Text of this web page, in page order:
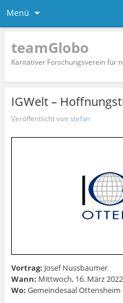
Menü
teamGlobo
Karitativer Forschungsverein für
IGWelt –
Veröffentlicht von stefan
Vortrag: Josef Nussbaumer
Wann: Mittwoch, 16. März
Wo: Gemeindesaal Ottensheim